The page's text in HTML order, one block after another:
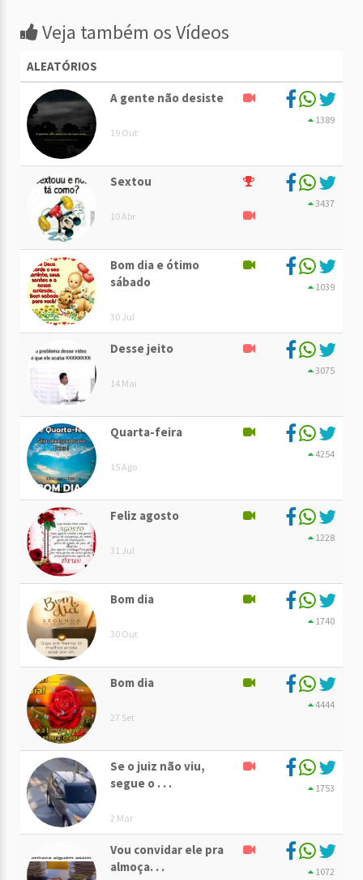
Veja também os Vídeos
ALEATÓRIOS
A gente não desiste
19 Out
1389
Sextou
10 Abr
3437
Bom dia e ótimo
sábado
30 Jul
1039
Desse jeito
14 Mai
3075
Quarta-feira
15 Ago
4254
Feliz agosto
31 Jul
1228
Bom dia
30 Out
1740
Bom dia
27 Set
4444
Se o juiz não viu,
segue o . . .
2 Mar
1753
Vou convidar ele pra
almoça. . .
1072